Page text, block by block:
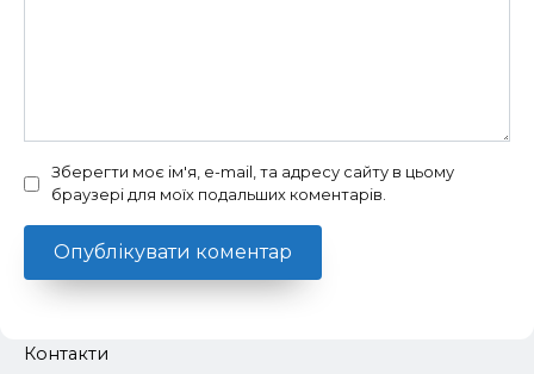
Зберегти моє ім'я, e-mail, та адресу сайту в цьому
браузері для моїх подальших коментарів.
Контакти